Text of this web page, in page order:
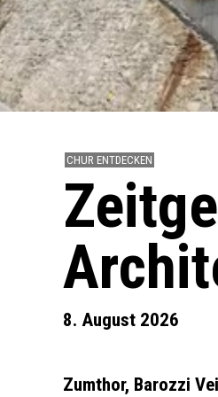
CHUR ENTDECKEN
8. August 2026
Zumthor, Barozzi